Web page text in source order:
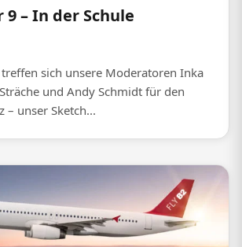
9 – In der Schule
sich unsere Moderatoren Inka
und Andy Schmidt für den
– unser Sketch...